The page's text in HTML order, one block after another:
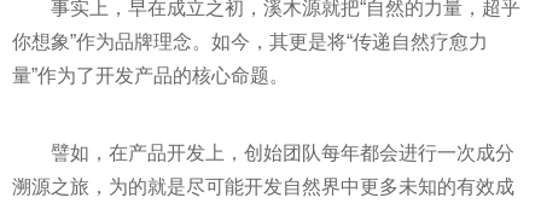
事实上，早在成立之初，溪木源就把“自然的力量，超乎
你想象”作为品牌理念。如今，其更是将“传递自然疗愈力
量”作为了开发产品的核心命题。
譬如，在产品开发上，创始团队每年都会进行一次成分
溯源之旅，为的就是尽可能开发自然界中更多未知的有效成